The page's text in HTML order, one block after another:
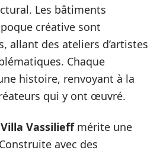
Les bâtiments
créative sont
allant des ateliers d’artistes
Chaque
histoire, renvoyant à la
qui y ont œuvré.
Villa Vassilieffmérite une
avec des